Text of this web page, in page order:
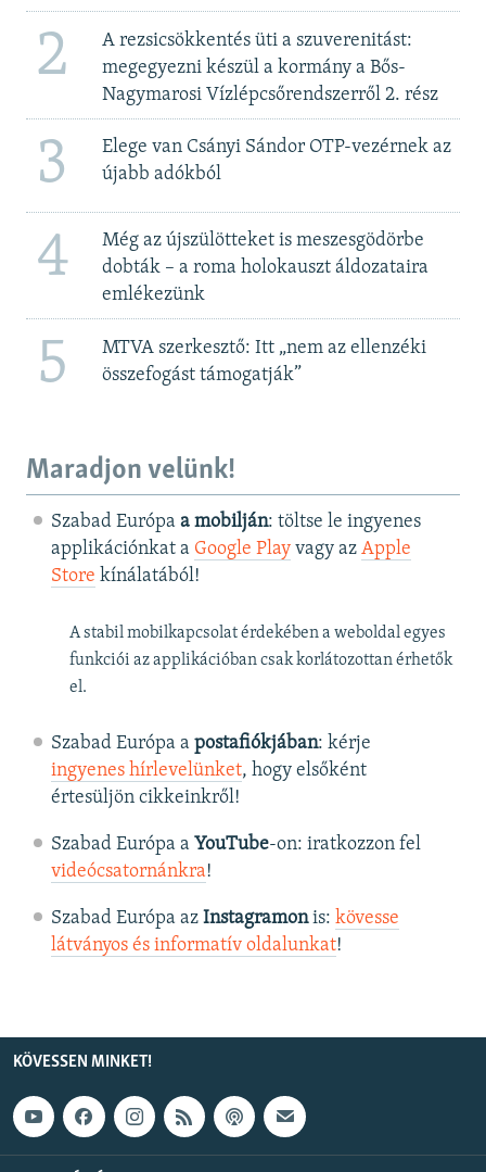
2
A rezsicsökkentés üti a szuverenitást:
megegyezni készül a kormány a Bős-
Nagymarosi Vízlépcsőrendszerről 2. rész
3
Elege van Csányi Sándor OTP-vezérnek az
újabb adókból
4
Még az újszülötteket is meszesgödörbe
dobták – a roma holokauszt áldozataira
emlékezünk
5
MTVA szerkesztő: Itt „nem az ellenzéki
összefogást támogatják”
Maradjon velünk!
Szabad Európa a mobilján: töltse le ingyenes
applikációnkat a Google Playvagy az Apple
Store kínálatából!
A stabil mobilkapcsolat érdekében a weboldal egyes
funkciói az applikációban csak korlátozottan érhetők
el.
Szabad Európa a postafiókjában: kérje
ingyenes hírlevelünket, hogy elsőként
értesüljön cikkeinkről!
Szabad Európa a YouTube-on: iratkozzon fel
videócsatornánkra!
Szabad Európa az Instagramonis: kövesse
látványos és informatív oldalunkat! ​
KÖVESSEN MINKET!